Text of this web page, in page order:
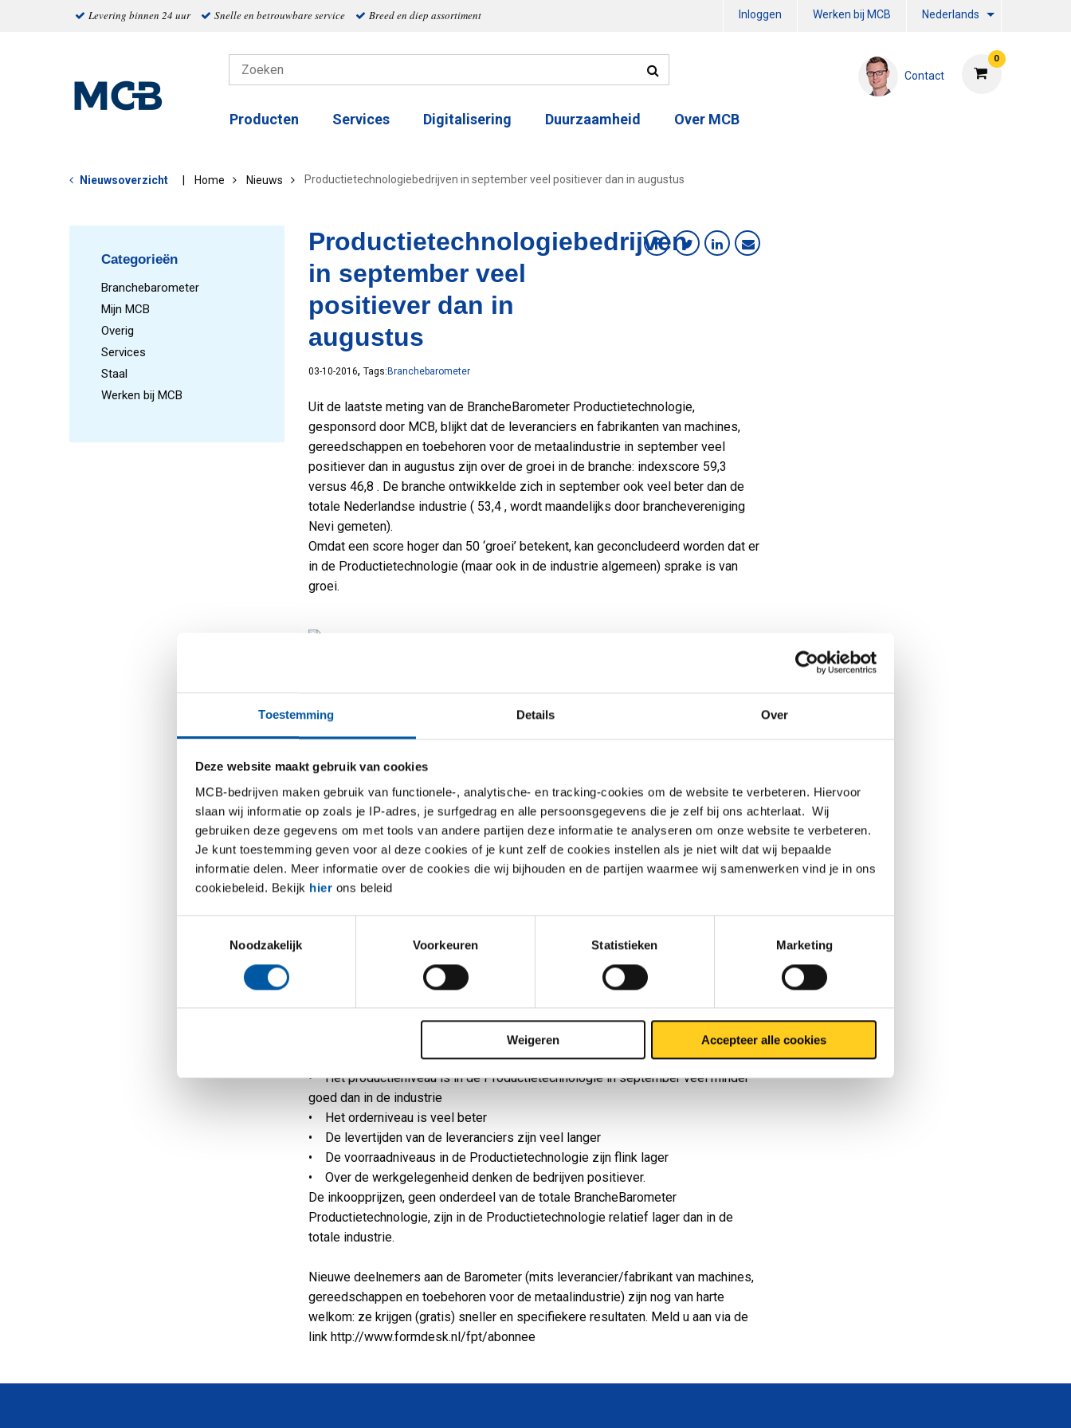
Toestemming Details Over
Deze website maakt gebruik van cookies
MCB-bedrijven maken gebruik van functionele-, analytische- en tracking-cookies om de website te verbeteren. Hiervoor
slaan wij informatie op zoals je IP-adres, je surfgedrag en alle persoonsgegevens die je zelf bij ons achterlaat. Wij
gebruiken deze gegevens om met tools van andere partijen deze informatie te analyseren om onze website te verbeteren.
Je kunt toestemming geven voor al deze cookies of je kunt zelf de cookies instellen als je niet wilt dat wij bepaalde
informatie delen. Meer informatie over de cookies die wij bijhouden en de partijen waarmee wij samenwerken vind je in ons
cookiebeleid. Bekijk hier ons beleid
Noodzakelijk
Voorkeuren Statistieken Marketing
Weigeren Accepteer alle cookies
Levering binnen 24 uur Snelle en betrouwbare service Breed en diep assortiment Inloggen Werken bij MCB Nederlands
0
Contact
Producten Services Digitalisering Duurzaamheid Over MCB
Nieuwsoverzicht Home Nieuws Productietechnologiebedrijven in september veel positiever dan in augustus
Categorieën
Branchebarometer
Mijn MCB
Overig
Services
Staal
Werken bij MCB
Productietechnologiebedrijven
in september veel
positiever dan in
augustus
03-10-2016, Tags: Branchebarometer
Uit de laatste meting van de BrancheBarometer Productietechnologie,
gesponsord door MCB, blijkt dat de leveranciers en fabrikanten van machines,
gereedschappen en toebehoren voor de metaalindustrie in september veel
positiever dan in augustus zijn over de groei in de branche: indexscore 59,3
versus 46,8 . De branche ontwikkelde zich in september ook veel beter dan de
totale Nederlandse industrie ( 53,4 , wordt maandelijks door branchevereniging
Nevi gemeten).
Omdat een score hoger dan 50 ‘groei’ betekent, kan geconcludeerd worden dat er
in de Productietechnologie (maar ook in de industrie algemeen) sprake is van
groei.
Vergelijking met vorige maand
De BrancheBarometer Productietechnologie is (evenals de Nevi
Inkoopmanagersindex) opgebouwd uit vijf componenten. Voor wat betreft de
deze componenten de volgende conclusies te trekken:
• De productie in de branche Productietechnologie ontwikkelt zich vrijwel
hetzelfde ten opzichte van vorige maand
• Over de orders denken de bedrijven veel positiever
• De levertijden van de leveranciers zijn veel langer
• Over de werkgelegenheid denkt men positiever.
De inkoopprijzen, geen onderdeel van de totale BrancheBarometer
Vergelijking met de industrie
Ten opzichte van de totale industrie (Nevi) zijn de volgende conclusies te trekken
m.b.t de verschillende aspecten in de afgelopen maand:
• Het productieniveau is in de Productietechnologie in september veel minder
goed dan in de industrie
• Het orderniveau is veel beter
• De levertijden van de leveranciers zijn veel langer
• De voorraadniveaus in de Productietechnologie zijn flink lager
• Over de werkgelegenheid denken de bedrijven positiever.
De inkoopprijzen, geen onderdeel van de totale BrancheBarometer
Productietechnologie, zijn in de Productietechnologie relatief lager dan in de
totale industrie.
Nieuwe deelnemers aan de Barometer (mits leverancier/fabrikant van machines,
gereedschappen en toebehoren voor de metaalindustrie) zijn nog van harte
welkom: ze krijgen (gratis) sneller en specifiekere resultaten. Meld u aan via de
link http://www.formdesk.nl/fpt/abonnee